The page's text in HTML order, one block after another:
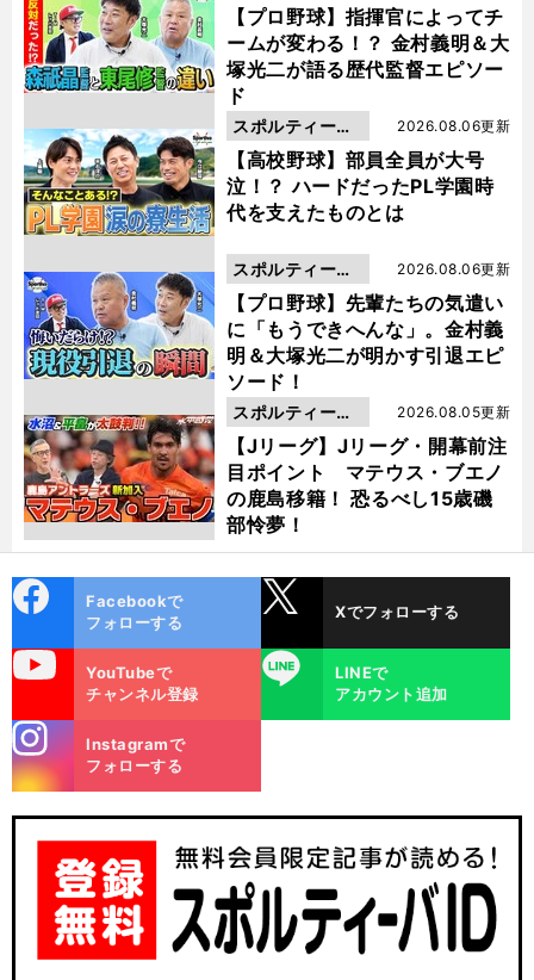
【プロ野球】指揮官によってチ
ームが変わる！？ 金村義明＆大
塚光二が語る歴代監督エピソー
ド
動画
【高校野球】部員全員が大号
泣！？ ハードだったPL学園時
代を支えたものとは
2026.08.06更新
スポルティーバ
動画
【プロ野球】先輩たちの気遣い
に「もうできへんな」。金村義
明＆大塚光二が明かす引退エピ
ソード！
2026.08.06更新
スポルティーバ
動画
【Jリーグ】Jリーグ・開幕前注
目ポイント マテウス・ブエノ
の鹿島移籍！ 恐るべし15歳磯
部怜夢！
2026.08.05更新
スポルティーバ
動画
ok
Facebookで
フォローする
Xでフォローする
YouTubeで
チャンネル登録
LINE
LINEで
アカウント追加
m
Instagramで
フォローする